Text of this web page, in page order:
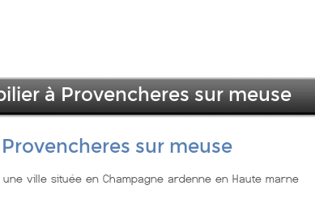
à Provencheres sur meuse
sur meuse
ville située en Champagne ardenne en Haute marne